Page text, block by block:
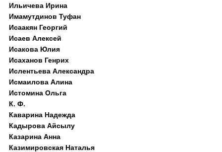
Ильичева Ирина
Имамутдинов Туфан
Исаакян Георгий
Исаев Алексей
Исакова Юлия
Исаханов Генрих
Ислентьева Александра
Исмаилова Алина
Истомина Ольга
К. Ф.
Каварина Надежда
Кадырова Айсылу
Казарина Анна
Казимировская Наталья